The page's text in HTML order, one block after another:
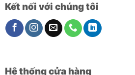
Kết nối với chúng tôi
Hệ thống cửa hàng